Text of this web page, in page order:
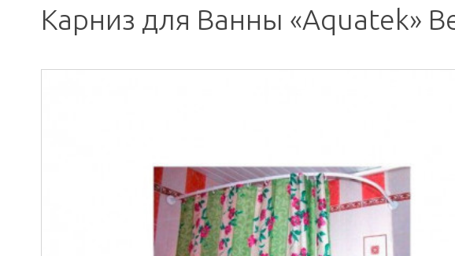
Карниз для Ванны «Aquatek»